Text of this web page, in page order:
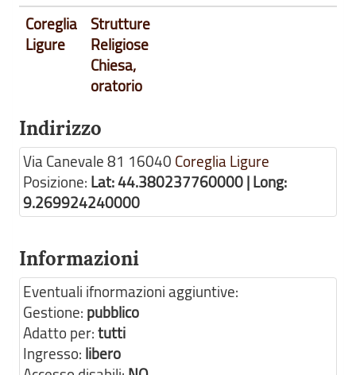
Coreglia
Ligure
Strutture
Religiose
Chiesa,
oratorio
Indirizzo
Via Canevale 81 16040 Coreglia Ligure
Posizione: Lat: 44.380237760000 | Long:
9.269924240000
Informazioni
Eventuali ifnormazioni aggiuntive:
Gestione: pubblico
Adatto per:tutti
Ingresso: libero